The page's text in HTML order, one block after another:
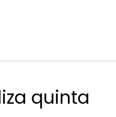
quinta